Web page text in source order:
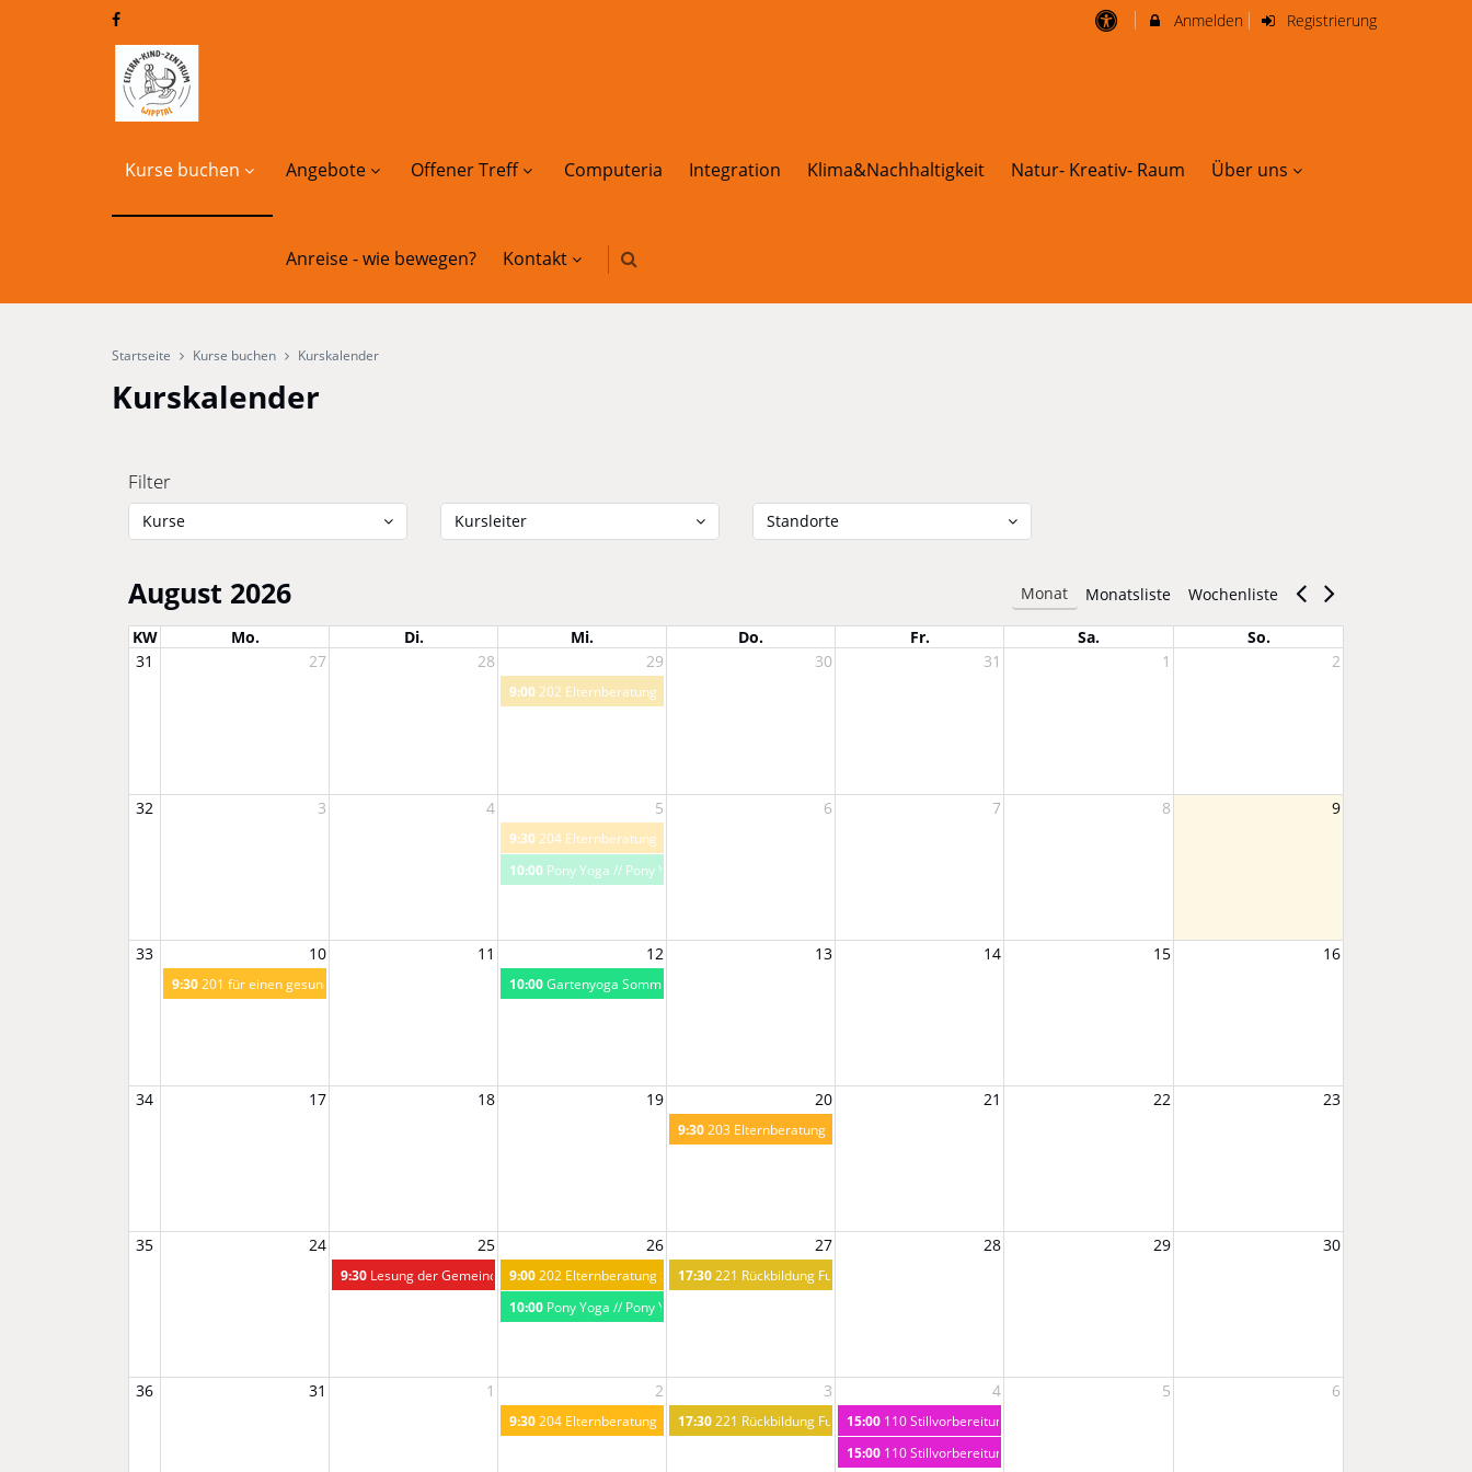
Anmelden Registrierung
Kurse buchen Angebote Offener Treff Computeria Integration Klima&Nachhaltigkeit Natur- Kreativ- Raum Über uns
Anreise - wie bewegen? Kontakt
Startseite Kurse buchen Kurskalender
Kurskalender
Filter
Kurse Kursleiter Standorte
August 2026 Monat Monatsliste Wochenliste
KW Mo. Di. Mi. Do. Fr. Sa.
So.
31
27 28 29 30 31 1 2
9:00 202 Elternberatung Steinach "kleine Bäuchlein" // Elternberatung "kleine Bäuchlein - von Anfang an gut versorgt" Steinach
32 3 4 5 6 7 8 9
9:30 204 Elternberatung in Fulpmes - für einen gesunden Start ins Leben // Elternberatung in Fulpmes für einen gesunden Start ins Leben
10:00 Pony Yoga // Pony Yoga
33 10 11 12 13 14 15 16
9:30 201 für einen gesunden Start ins Leben - Elternberatung Steinach // Elternberatung Steinach, für einen gesunden Start ins Leben
10:00 Gartenyoga Sommerworkshop für Kinder zum Thema Wasser // Gartenyoga Sommerworkshop für Kinder zum Thema Wasser
34 17 18 19 20 21 22 23
9:30 203 Elternberatung in Matrei - für einen gesunden Start ins Leben // Elternberatung Matrei - für einen gesunden Start ins
35 24 25 26 27 28 29 30
9:30 Lesung der Gemeindebücherei Steinach // Geh deinen Weg Schildkröte
9:00 202 Elternberatung Steinach "kleine Bäuchlein" // Elternberatung "kleine Bäuchlein - von Anfang an gut versorgt" Steinach
17:30 221 Rückbildung Fulpmes // Rückbildung Fulpmes II
10:00 Pony Yoga // Pony Yoga
36 31 1 2 3 4 5 6
9:30 204 Elternberatung in Fulpmes - für einen gesunden Start ins Leben // Elternberatung in Fulpmes für einen gesunden Start ins Leben
17:30 221 Rückbildung Fulpmes // Rückbildung Fulpmes II
15:00 110 Stillvorbereitung „Kompakt“ - Starte entspannt ins Abenteuer Stillen // Stillvorbereitung
15:00 110 Stillvorbereitung „Kompakt“ - Starte entspannt ins Abenteuer Stillen // Stillvorbereitung